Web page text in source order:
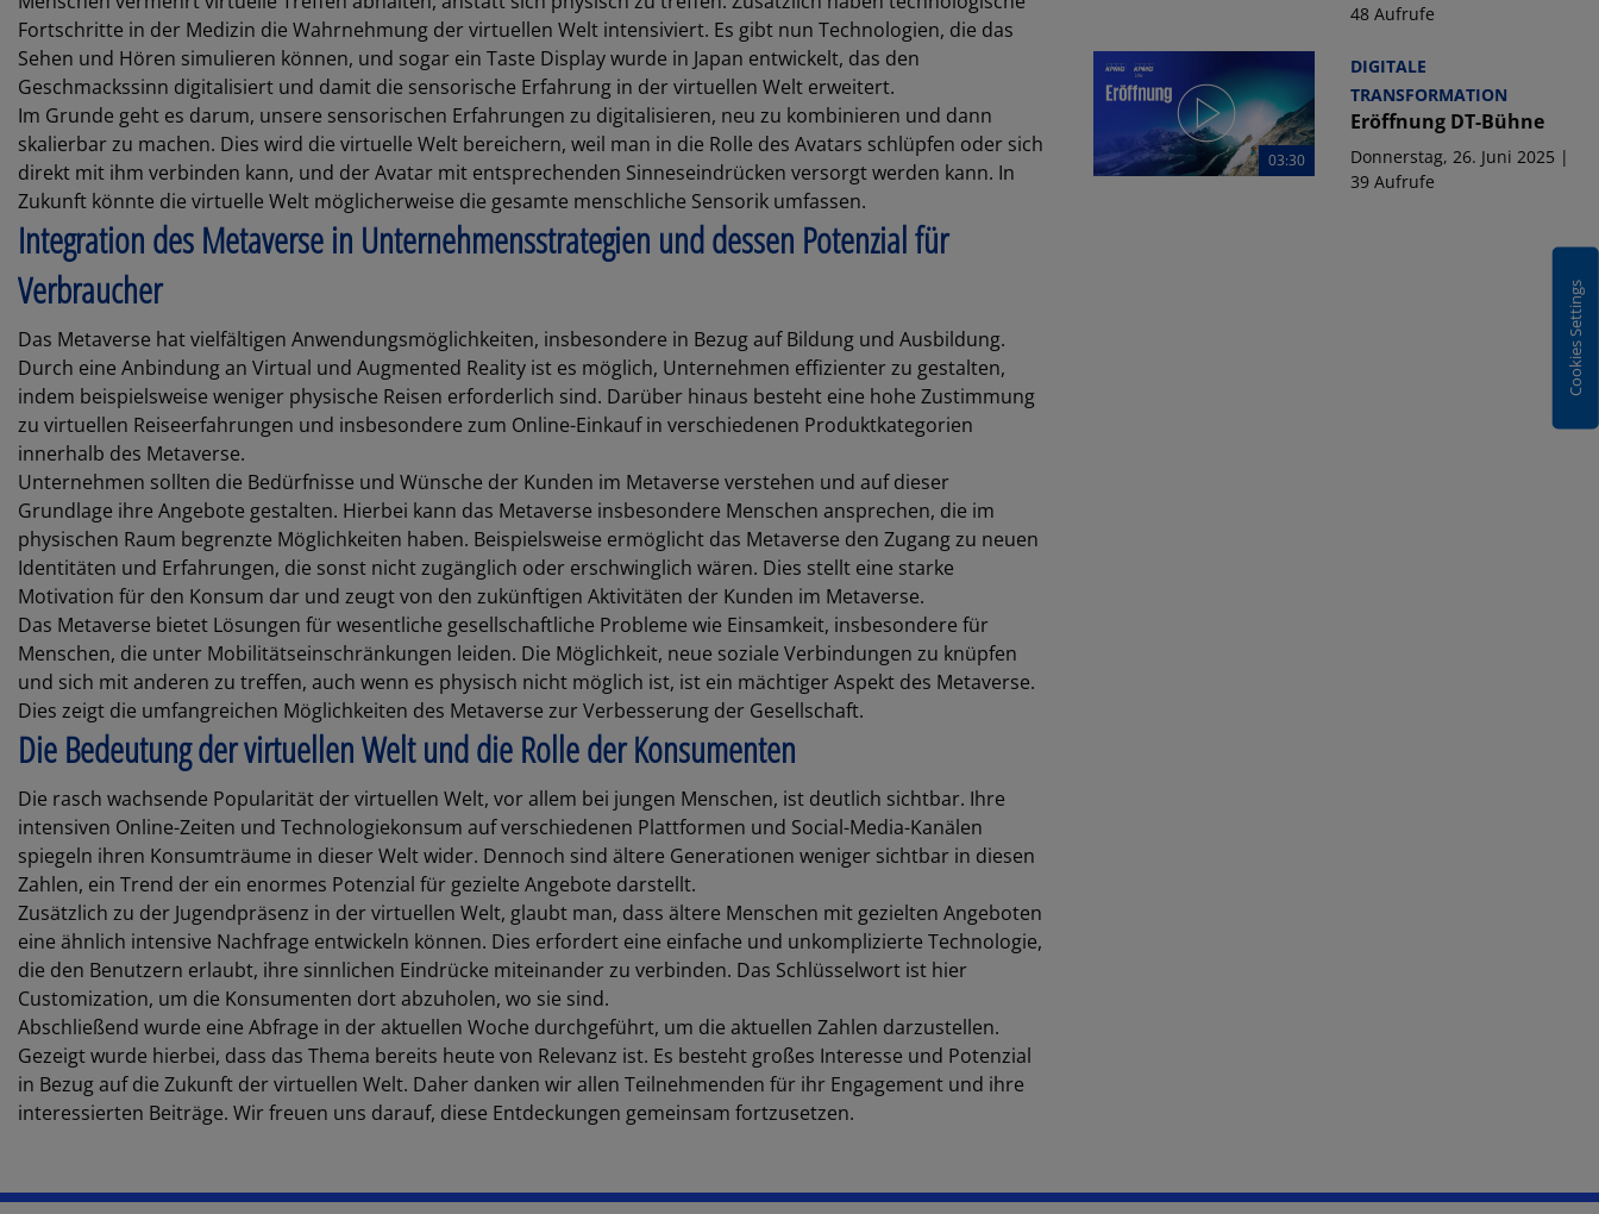
Fortschritte in der Medizin die Wahrnehmung der virtuellen Welt intensiviert. Es gibt nun Technologien, die das
Sehen und Hören simulieren können, und sogar ein Taste Display wurde in Japan entwickelt, das den
Geschmackssinn digitalisiert und damit die sensorische Erfahrung in der virtuellen Welt erweitert.
Im Grunde geht es darum, unsere sensorischen Erfahrungen zu digitalisieren, neu zu kombinieren und dann
skalierbar zu machen. Dies wird die virtuelle Welt bereichern, weil man in die Rolle des Avatars schlüpfen oder sich
direkt mit ihm verbinden kann, und der Avatar mit entsprechenden Sinneseindrücken versorgt werden kann. In
Zukunft könnte die virtuelle Welt möglicherweise die gesamte menschliche Sensorik umfassen.
Integration des Metaverse in Unternehmensstrategien und dessen Potenzial für
Verbraucher
Das Metaverse hat vielfältigen Anwendungsmöglichkeiten, insbesondere in Bezug auf Bildung und Ausbildung.
Durch eine Anbindung an Virtual und Augmented Reality ist es möglich, Unternehmen effizienter zu gestalten,
indem beispielsweise weniger physische Reisen erforderlich sind. Darüber hinaus besteht eine hohe Zustimmung
zu virtuellen Reiseerfahrungen und insbesondere zum Online-Einkauf in verschiedenen Produktkategorien
innerhalb des Metaverse.
Unternehmen sollten die Bedürfnisse und Wünsche der Kunden im Metaverse verstehen und auf dieser
Grundlage ihre Angebote gestalten. Hierbei kann das Metaverse insbesondere Menschen ansprechen, die im
physischen Raum begrenzte Möglichkeiten haben. Beispielsweise ermöglicht das Metaverse den Zugang zu neuen
Identitäten und Erfahrungen, die sonst nicht zugänglich oder erschwinglich wären. Dies stellt eine starke
Motivation für den Konsum dar und zeugt von den zukünftigen Aktivitäten der Kunden im Metaverse.
Das Metaverse bietet Lösungen für wesentliche gesellschaftliche Probleme wie Einsamkeit, insbesondere für
Menschen, die unter Mobilitätseinschränkungen leiden. Die Möglichkeit, neue soziale Verbindungen zu knüpfen
und sich mit anderen zu treffen, auch wenn es physisch nicht möglich ist, ist ein mächtiger Aspekt des Metaverse.
Dies zeigt die umfangreichen Möglichkeiten des Metaverse zur Verbesserung der Gesellschaft.
Die Bedeutung der virtuellen Welt und die Rolle der Konsumenten
Die rasch wachsende Popularität der virtuellen Welt, vor allem bei jungen Menschen, ist deutlich sichtbar. Ihre
intensiven Online-Zeiten und Technologiekonsum auf verschiedenen Plattformen und Social-Media-Kanälen
spiegeln ihren Konsumträume in dieser Welt wider. Dennoch sind ältere Generationen weniger sichtbar in diesen
Zahlen, ein Trend der ein enormes Potenzial für gezielte Angebote darstellt.
Zusätzlich zu der Jugendpräsenz in der virtuellen Welt, glaubt man, dass ältere Menschen mit gezielten Angeboten
eine ähnlich intensive Nachfrage entwickeln können. Dies erfordert eine einfache und unkomplizierte Technologie,
die den Benutzern erlaubt, ihre sinnlichen Eindrücke miteinander zu verbinden. Das Schlüsselwort ist hier
Customization, um die Konsumenten dort abzuholen, wo sie sind.
Abschließend wurde eine Abfrage in der aktuellen Woche durchgeführt, um die aktuellen Zahlen darzustellen.
Gezeigt wurde hierbei, dass das Thema bereits heute von Relevanz ist. Es besteht großes Interesse und Potenzial
in Bezug auf die Zukunft der virtuellen Welt. Daher danken wir allen Teilnehmenden für ihr Engagement und ihre
interessierten Beiträge. Wir freuen uns darauf, diese Entdeckungen gemeinsam fortzusetzen.
48 Aufrufe
03:30
DIGITALE
TRANSFORMATION
Eröffnung DT-Bühne
Donnerstag, 26. Juni 2025 |
39 Aufrufe
Cookies Settings